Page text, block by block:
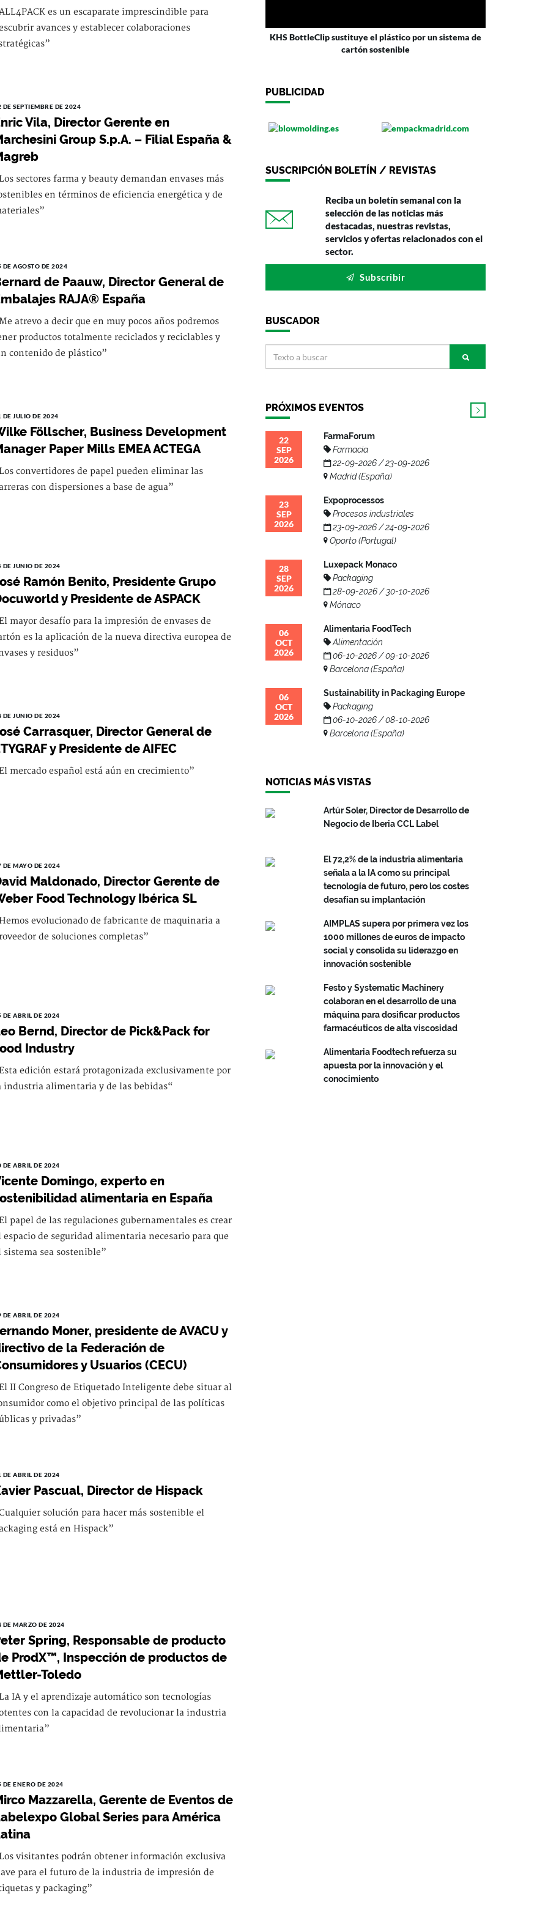
es un escaparate imprescindible para
avances y establecer colaboraciones
DE SEPTIEMBRE DE 2024
Vila, Director Gerente en
Group S.p.A. – Filial España &
sectores farma y beauty demandan envases más
en términos de eficiencia energética y de
DE AGOSTO DE 2024
de Paauw, Director General de
RAJA® España
atrevo a decir que en muy pocos años podremos
productos totalmente reciclados y reciclables y
contenido de plástico”
DE JULIO DE 2024
Föllscher, Business Development
Paper Mills EMEA ACTEGA
convertidores de papel pueden eliminar las
con dispersiones a base de agua”
DE JUNIO DE 2024
Ramón Benito, Presidente Grupo
y Presidente de ASPACK
mayor desafío para la impresión de envases de
es la aplicación de la nueva directiva europea de
y residuos”
DE JUNIO DE 2024
Carrasquer, Director General de
y Presidente de AIFEC
mercado español está aún en crecimiento”
DE MAYO DE 2024
Maldonado, Director Gerente de
Food Technology Ibérica SL
evolucionado de fabricante de maquinaria a
de soluciones completas”
DE ABRIL DE 2024
Bernd, Director de Pick&Pack for
Industry
edición estará protagonizada exclusivamente por
industria alimentaria y de las bebidas“
DE ABRIL DE 2024
Domingo, experto en
alimentaria en España
papel de las regulaciones gubernamentales es crear
espacio de seguridad alimentaria necesario para que
sistema sea sostenible”
DE ABRIL DE 2024
Moner, presidente de AVACU y
de la Federación de
y Usuarios (CECU)
II Congreso de Etiquetado Inteligente debe situar al
como el objetivo principal de las políticas
y privadas”
DE ABRIL DE 2024
Pascual, Director de Hispack
solución para hacer más sostenible el
está en Hispack”
DE MARZO DE 2024
Spring, Responsable de producto
ProdX™, Inspección de productos de
Toledo
IA y el aprendizaje automático son tecnologías
con la capacidad de revolucionar la industria
DE ENERO DE 2024
Mazzarella, Gerente de Eventos de
Global Series para América
visitantes podrán obtener información exclusiva
para el futuro de la industria de impresión de
y packaging”
KHS BottleClip sustituye el plástico por un sistema de
cartón sostenible
PUBLICIDAD
SUSCRIPCIÓN BOLETÍN / REVISTAS
Reciba un boletín semanal con la
selección de las noticias más
destacadas, nuestras revistas,
servicios y ofertas relacionados con el
sector.
Subscribir
BUSCADOR
PRÓXIMOS EVENTOS
22
SEP
2026
FarmaForum
Farmacia
22-09-2026 / 23-09-2026
Madrid (España)
23
SEP
2026
Expoprocessos
Procesos industriales
23-09-2026 / 24-09-2026
Oporto (Portugal)
28
SEP
2026
Luxepack Monaco
Packaging
28-09-2026 / 30-10-2026
Mónaco
06
OCT
2026
Alimentaria FoodTech
Alimentación
06-10-2026 / 09-10-2026
Barcelona (España)
06
OCT
2026
Sustainability in Packaging Europe
Packaging
06-10-2026 / 08-10-2026
Barcelona (España)
NOTICIAS MÁS VISTAS
Artúr Soler, Director de Desarrollo de
Negocio de Iberia CCL Label
El 72,2% de la industria alimentaria
señala a la IA como su principal
tecnología de futuro, pero los costes
desafían su implantación
AIMPLAS supera por primera vez los
1000 millones de euros de impacto
social y consolida su liderazgo en
innovación sostenible
Festo y Systematic Machinery
colaboran en el desarrollo de una
máquina para dosificar productos
farmacéuticos de alta viscosidad
Alimentaria Foodtech refuerza su
apuesta por la innovación y el
conocimiento